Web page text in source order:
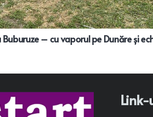
– cu vaporul pe Dunăre și